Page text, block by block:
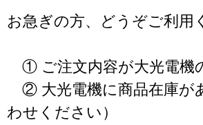
お急ぎの方、どうぞご利用
① ご注文内容が大光電機
② 大光電機に商品在庫が
わせください）